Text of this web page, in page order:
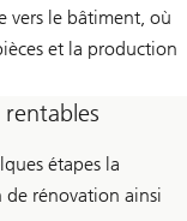
vers le bâtiment, où
et la production
étapes la
de rénovation ainsi